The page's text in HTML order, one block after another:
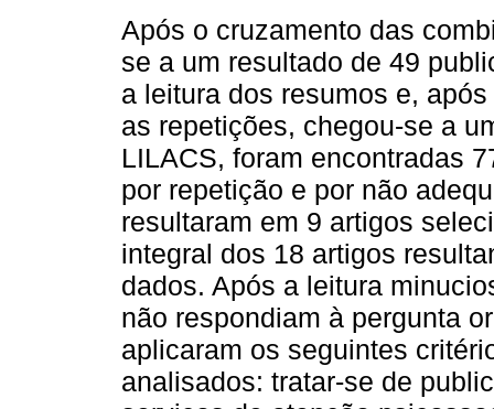
Após o cruzamento das
se a um resultado de 49
a leitura dos resumos e,
as repetições, chegou-se a
LILACS, foram encontradas
por repetição e por não
resultaram em 9 artigos
integral dos 18 artigos
dados. Após a leitura
não respondiam à pergunta
aplicaram os seguintes
analisados: tratar-se de